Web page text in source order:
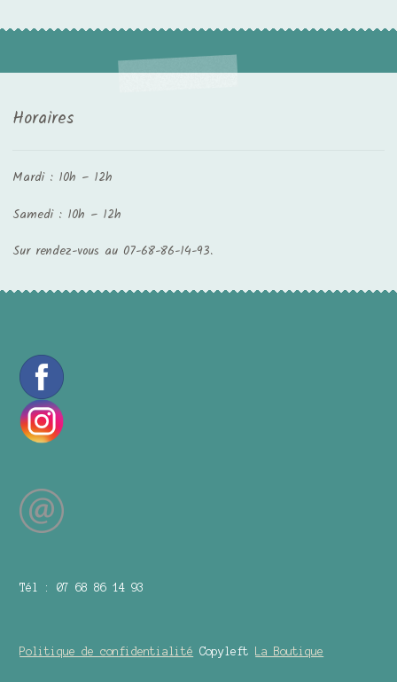
Horaires
Mardi : 10h – 12h
Samedi : 10h – 12h
Sur rendez-vous au 07-68-86-14-93.
Tél : 07 68 86 14 93
Politique de confidentialité Copyleft La Boutique